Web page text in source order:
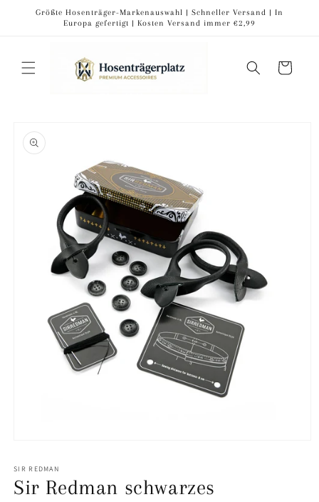
zumGrößte Hosenträger-Markenauswahl | Schneller Versand | In
Europa gefertigt | Kosten Versand immer €2,99
Warenkorb
in
öffnen
SIR REDMAN
Sir Redman schwarzes